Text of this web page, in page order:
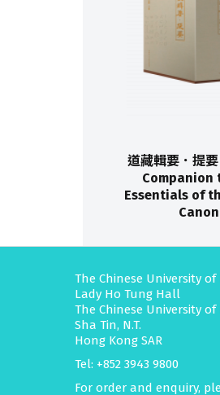
道藏輯要．提要
Companion
Essentials of
Canon
The Chinese University of
Lady Ho Tung Hall
The Chinese University
Sha Tin, N.T.
Hong Kong SAR
Tel: +852 3943 9800
For order and enquiry,